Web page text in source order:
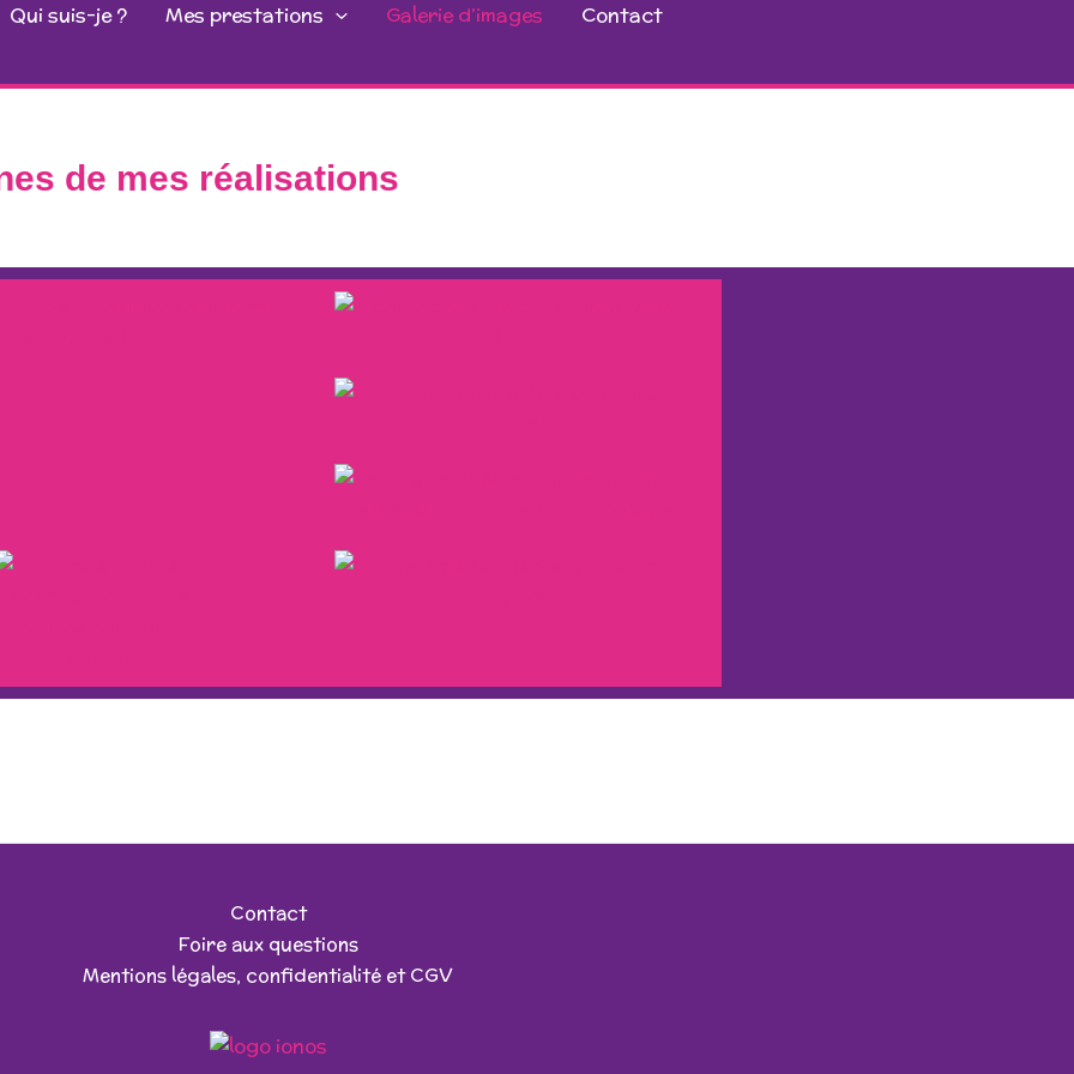
Qui suis-je ? Mes prestations Galerie d’images Contact
de mes réalisations
Contact
Foire aux questions
Mentions légales, confidentialité et CGV